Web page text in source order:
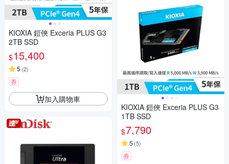
KIOXIA 鎧俠 Exceria PLUS G3
2TB SSD
$15,400
5 (2)
券
加入購物車
KIOXIA 鎧俠 Exceria PLUS G3
1TB SSD
$7,790
5 (5)
券